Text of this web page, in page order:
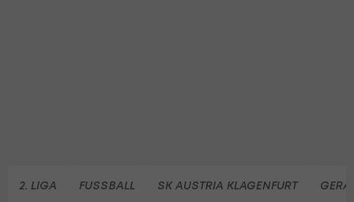
2. LIGA FUSSBALL SK AUSTRIA KLAGENFURT